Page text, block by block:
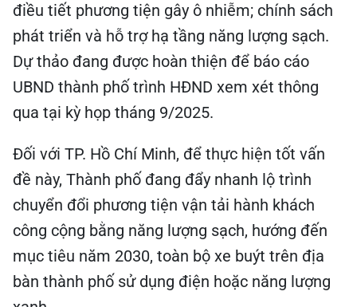
điều tiết phương tiện gây ô nhiễm; chính sách
phát triển và hỗ trợ hạ tầng năng lượng sạch.
Dự thảo đang được hoàn thiện để báo cáo
UBND thành phố trình HĐND xem xét thông
qua tại kỳ họp tháng 9/2025.
Đối với TP. Hồ Chí Minh, để thực hiện tốt vấn
đề này, Thành phố đang đẩy nhanh lộ trình
chuyển đổi phương tiện vận tải hành khách
công cộng bằng năng lượng sạch, hướng đến
mục tiêu năm 2030, toàn bộ xe buýt trên địa
bàn thành phố sử dụng điện hoặc năng lượng